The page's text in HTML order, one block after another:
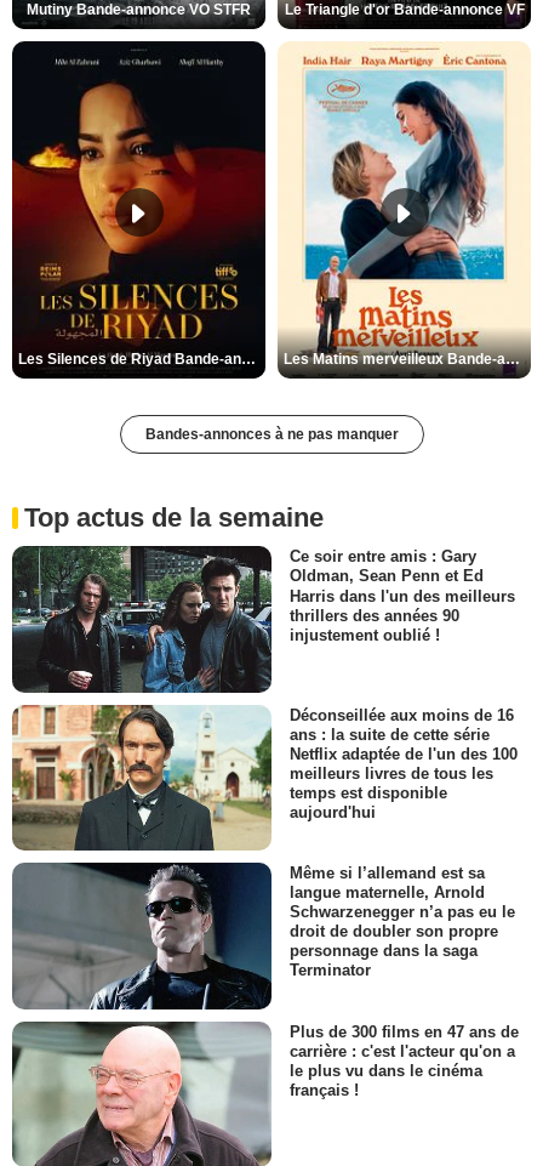
Mutiny Bande-annonce VO STFR Le Triangle d'or Bande-annonce VF
Les Silences de Riyad Bande-annonce VO STFR Les Matins merveilleux Bande-annonce VF
Bandes-annonces à ne pas manquer
Top actus de la semaine
Ce soir entre amis : Gary
Oldman, Sean Penn et Ed
Harris dans l'un des meilleurs
thrillers des années 90
injustement oublié !
Déconseillée aux moins de 16
ans : la suite de cette série
Netflix adaptée de l'un des 100
meilleurs livres de tous les
temps est disponible
aujourd'hui
Même si l’allemand est sa
langue maternelle, Arnold
Schwarzenegger n’a pas eu le
droit de doubler son propre
personnage dans la saga
Terminator
Plus de 300 films en 47 ans de
carrière : c'est l'acteur qu'on a
le plus vu dans le cinéma
français !